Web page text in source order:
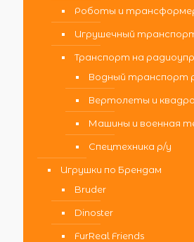
Роботы и
Игрушечный
Транспорт на
Водный транспорт
Вертолеты и
Машины и военная
Спецтехника р/у
Игрушки по Брендам
Bruder
Dinoster
FurReal Friends